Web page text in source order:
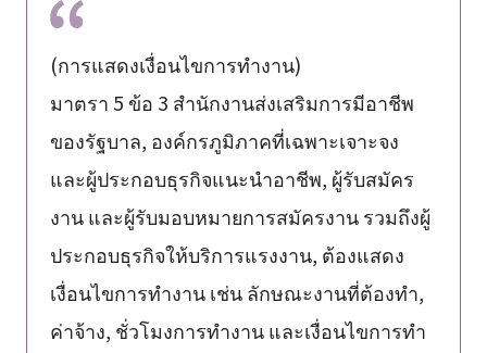
(การแสดงเงื่อนไขการทำงาน)
มาตรา 5 ข้อ 3 สำนักงานส่งเสริมการมีอาชีพ
ของรัฐบาล, องค์กรภูมิภาคที่เฉพาะเจาะจง
และผู้ประกอบธุรกิจแนะนำอาชีพ, ผู้รับสมัคร
งาน และผู้รับมอบหมายการสมัครงาน รวมถึงผู้
ประกอบธุรกิจให้บริการแรงงาน, ต้องแสดง
เงื่อนไขการทำงาน เช่น ลักษณะงานที่ต้องทำ,
ค่าจ้าง, ชั่วโมงการทำงาน และเงื่อนไขการทำ